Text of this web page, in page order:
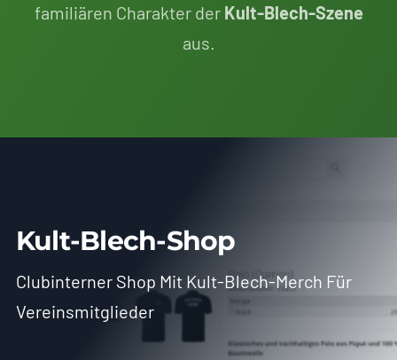
familiären Charakter der Kult-Blech-Szene
aus.
Kult-Blech-Shop
Clubinterner Shop Mit Kult-Blech-Merch Für
Vereinsmitglieder